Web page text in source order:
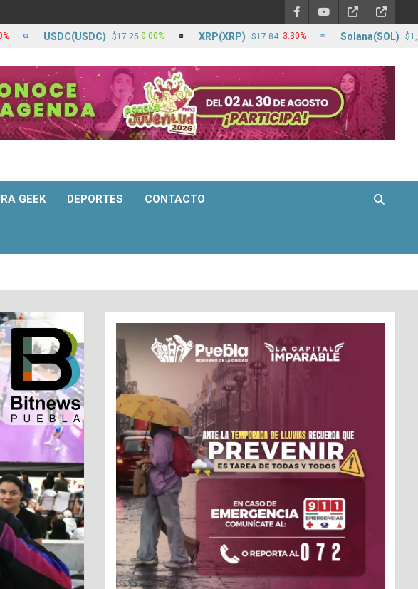
GEEK DEPORTES CONTACTO
USDC(USDC) $17.25 0.00% XRP(XRP) $17.84 -3.30% Solana(SOL) $1,256.58